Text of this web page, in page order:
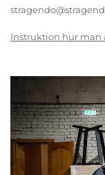
Instruktion hur man